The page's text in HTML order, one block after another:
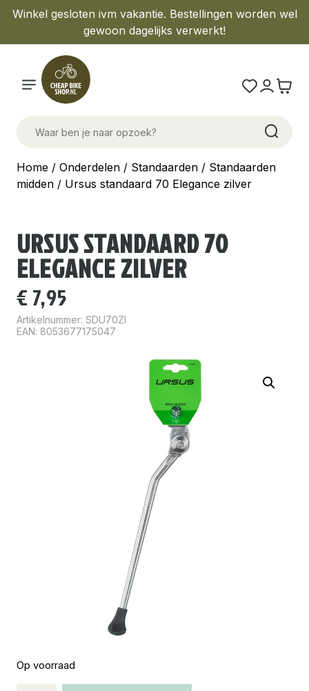
Winkel gesloten ivm vakantie. Bestellingen worden wel
gewoon dagelijks verwerkt!
Home / Onderdelen / Standaarden / Standaarden
midden / Ursus standaard 70 Elegance zilver
URSUS STANDAARD 70
ELEGANCE ZILVER
€ 7,95
Artikelnummer: SDU70ZI
EAN: 8053677175047
Op voorraad